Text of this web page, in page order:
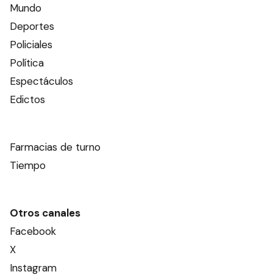
Mundo
Deportes
Policiales
Política
Espectáculos
Edictos
Farmacias de turno
Tiempo
Otros canales
Facebook
X
Instagram